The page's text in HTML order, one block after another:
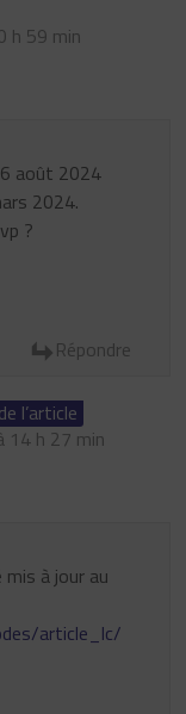
h 59 min
6 août 2024
2024.
?
Répondre
l’article
14 h 27 min
mis à jour au
article_lc/